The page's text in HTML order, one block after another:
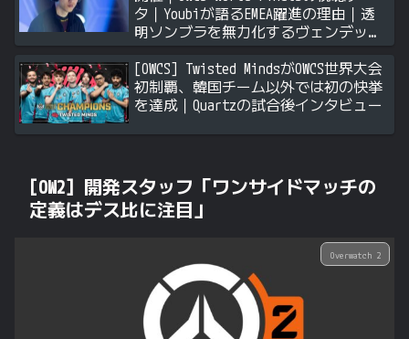
タ｜Youbiが語るEMEA躍進の理由｜透
明ソンブラを無力化するヴェンデッタ
｜Stalk3rが久々のツィート ほか
[OWCS] Twisted MindsがOWCS世界大会
初制覇、韓国チーム以外では初の快挙
を達成｜Quartzの試合後インタビュー
[OW2] 開発スタッフ「ワンサイドマッチの
定義はデス比に注目」
Overwatch 2